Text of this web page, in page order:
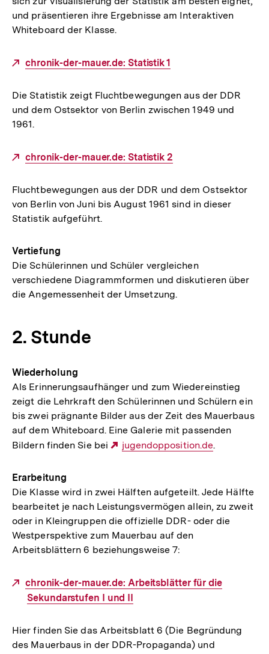
und präsentieren ihre Ergebnisse am Interaktiven
Whiteboard der Klasse.
Externer
chronik-der-mauer.de: Statistik 1
Die Statistik zeigt Fluchtbewegungen aus der DDR
und dem Ostsektor von Berlin zwischen 1949 und
1961.
Externer
chronik-der-mauer.de: Statistik 2
Fluchtbewegungen aus der DDR und dem Ostsektor
von Berlin von Juni bis August 1961 sind in dieser
Statistik aufgeführt.
Vertiefung
Die Schülerinnen und Schüler vergleichen
verschiedene Diagrammformen und diskutieren über
die Angemessenheit der Umsetzung.
2. Stunde
Wiederholung
Als Erinnerungsaufhänger und zum Wiedereinstieg
zeigt die Lehrkraft den Schülerinnen und Schülern ein
bis zwei prägnante Bilder aus der Zeit des Mauerbaus
auf dem Whiteboard. Eine Galerie mit passenden
Bildern finden Sie bei
Externer
jugendopposition.de.
Erarbeitung
Die Klasse wird in zwei Hälften aufgeteilt. Jede Hälfte
bearbeitet je nach Leistungsvermögen allein, zu zweit
oder in Kleingruppen die offizielle DDR- oder die
Westperspektive zum Mauerbau auf den
Arbeitsblättern 6 beziehungsweise 7:
Externer
Link:
chronik-der-mauer.de: Arbeitsblätter für die
Sekundarstufen I und II
Hier finden Sie das Arbeitsblatt 6 (Die Begründung
des Mauerbaus in der DDR-Propaganda) und